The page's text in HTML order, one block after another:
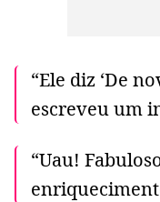
“Ele diz ‘De
escreveu um
“Uau!